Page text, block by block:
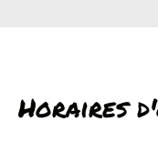
Horaires